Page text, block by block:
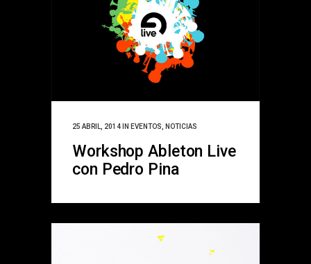
25 ABRIL, 2014 IN EVENTOS NOTICIAS
Workshop Ableton Live
con Pedro Pina